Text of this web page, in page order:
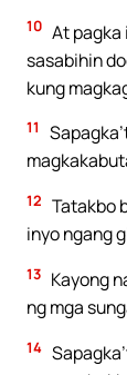
10 At pagka
sasabihin
kung
11
12 Tatakbo
inyo ngang
13 Kayong
ng mga
14